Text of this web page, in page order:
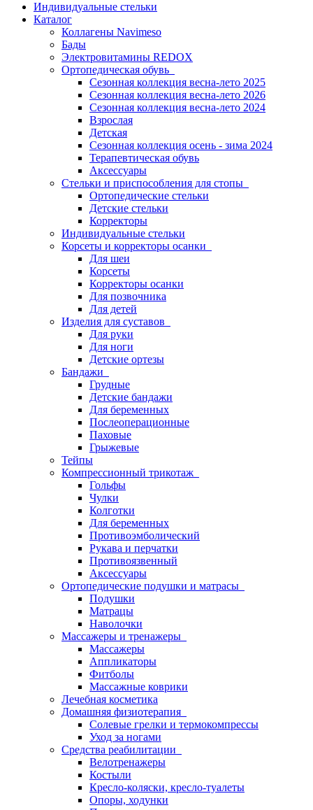
Индивидуальные стельки
Каталог
Коллагены Navimeso
Бады
Электровитамины REDOX
Ортопедическая обувь
Сезонная коллекция весна-лето 2025
Сезонная коллекция весна-лето 2026
Сезонная коллекция весна-лето 2024
Взрослая
Детская
Сезонная коллекция осень - зима 2024
Терапевтическая обувь
Аксессуары
Стельки и приспособления для стопы
Ортопедические стельки
Детские стельки
Корректоры
Индивидуальные стельки
Корсеты и корректоры осанки
Для шеи
Корсеты
Корректоры осанки
Для позвочника
Для детей
Изделия для суставов
Для руки
Для ноги
Детские ортезы
Бандажи
Грудные
Детские бандажи
Для беременных
Послеоперационные
Паховые
Грыжевые
Тейпы
Компрессионный трикотаж
Гольфы
Чулки
Колготки
Для беременных
Противоэмболический
Рукава и перчатки
Противоязвенный
Аксессуары
Ортопедические подушки и матрасы
Подушки
Матрацы
Наволочки
Массажеры и тренажеры
Массажеры
Аппликаторы
Фитболы
Массажные коврики
Лечебная косметика
Домашняя физиотерапия
Солевые грелки и термокомпрессы
Уход за ногами
Средства реабилитации
Велотренажеры
Костыли
Кресло-коляски, кресло-туалеты
Опоры, ходунки